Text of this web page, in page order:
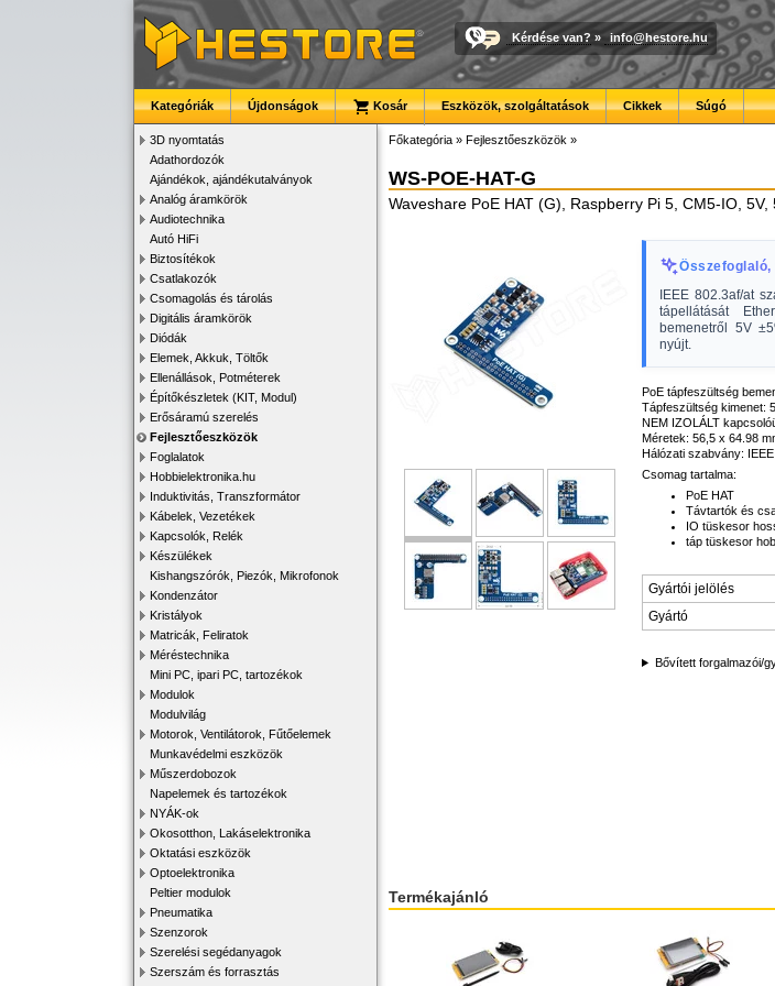
Kérdése van? » info@hestore.hu
Kategóriák Újdonságok Kosár Eszközök, szolgáltatások Cikkek Súgó
3D nyomtatás
Adathordozók
Ajándékok, ajándékutalványok
Analóg áramkörök
Audiotechnika
Autó HiFi
Biztosítékok
Csatlakozók
Csomagolás és tárolás
Digitális áramkörök
Diódák
Elemek, Akkuk, Töltők
Ellenállások, Potméterek
Építőkészletek (KIT, Modul)
Erősáramú szerelés
Fejlesztőeszközök
Foglalatok
Hobbielektronika.hu
Induktivitás, Transzformátor
Kábelek, Vezetékek
Kapcsolók, Relék
Készülékek
Kishangszórók, Piezók, Mikrofonok
Kondenzátor
Kristályok
Matricák, Feliratok
Méréstechnika
Mini PC, ipari PC, tartozékok
Modulok
Modulvilág
Motorok, Ventilátorok, Fűtőelemek
Munkavédelmi eszközök
Műszerdobozok
Napelemek és tartozékok
NYÁK-ok
Okosotthon, Lakáselektronika
Oktatási eszközök
Optoelektronika
Peltier modulok
Pneumatika
Szenzorok
Szerelési segédanyagok
Szerszám és forrasztás
Főkategória » Fejlesztőeszközök »
WS-POE-HAT-G
Waveshare PoE HAT (G), Raspberry Pi 5, CM5-IO, 5V,
IEEE 802.3af/at
tápellátását
bemenetről 5V
nyújt.
PoE tápfeszültség
Tápfeszültség kimenet:
NEM IZOLÁLT
Méretek: 56,5 x 64.98
Hálózati szabvány:
Csomag tartalma:
PoE HAT
Távtartók és
IO tüskesor
táp tüskesor
Gyártói jelölés
Gyártó
Bővített forgalmazói/
Termékajánló